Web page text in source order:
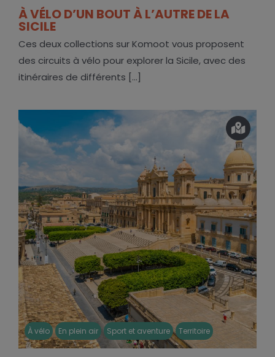
À VÉLO D’UN BOUT À L’AUTRE DE LA
SICILE
Ces deux collections sur Komoot vous proposent
des circuits à vélo pour explorer la Sicile, avec des
itinéraires de différents [...]
À vélo En plein air Sport et aventure Territoire